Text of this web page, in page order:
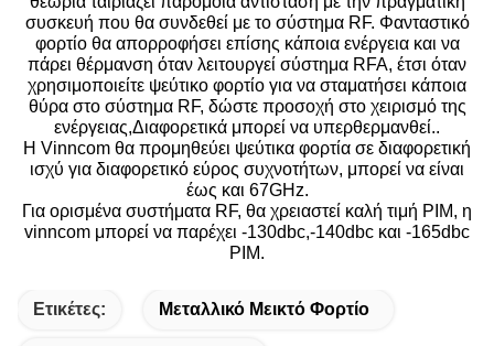
συσκευή που θα συνδεθεί με το σύστημα RF. Φανταστικό
φορτίο θα απορροφήσει επίσης κάποια ενέργεια και να
πάρει θέρμανση όταν λειτουργεί σύστημα RFA, έτσι όταν
χρησιμοποιείτε ψεύτικο φορτίο για να σταματήσει κάποια
θύρα στο σύστημα RF, δώστε προσοχή στο χειρισμό της
ενέργειας,Διαφορετικά μπορεί να υπερθερμανθεί..
Η Vinncom θα προμηθεύει ψεύτικα φορτία σε διαφορετική
ισχύ για διαφορετικό εύρος συχνοτήτων, μπορεί να είναι
έως και 67GHz.
Για ορισμένα συστήματα RF, θα χρειαστεί καλή τιμή PIM, η
vinncom μπορεί να παρέχει -130dbc,-140dbc και -165dbc
PIM.
Ετικέτες: Μεταλλικό Μεικτό Φορτίο